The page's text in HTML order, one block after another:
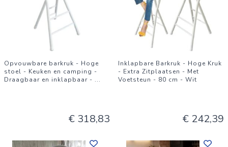
Opvouwbare barkruk - Hoge
stoel - Keuken en camping -
Draagbaar en inklapbaar - ...
€ 318,83
Inklapbare Barkruk - Hoge Kruk
- Extra Zitplaatsen - Met
Voetsteun - 80 cm - Wit
€ 242,39